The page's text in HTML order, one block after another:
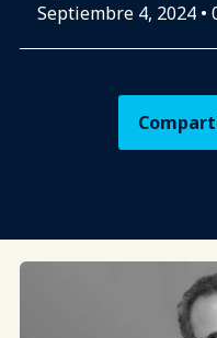
Septiembre 4, 2024•